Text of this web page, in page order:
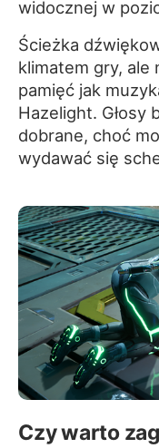
widocznej w
Ścieżka
klimatem gry, ale
pamięć jak
Hazelight. Głosy
dobrane, choć
wydawać się
Czy warto